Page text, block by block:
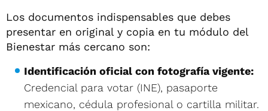
Los documentos indispensables que debes
presentar en original y copia en tu módulo del
Bienestar más cercano son:
Identificación oficial con fotografía vigente:
Credencial para votar (INE), pasaporte
mexicano, cédula profesional o cartilla militar.